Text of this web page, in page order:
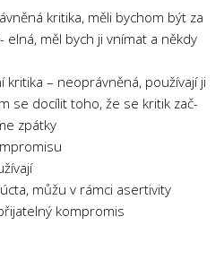
kritika, měli bychom být za
elná, měl bych ji vnímat a někdy
– neoprávněná, používají ji
se docílit toho, že se kritik zač-
zpátky
můžu v rámci asertivity
kompromis